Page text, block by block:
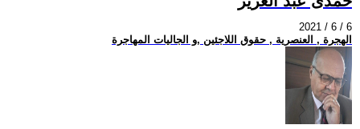
2021 / 6 / 6
الهجرة , العنصرية , حقوق اللاجئين ,و الجاليات المهاجرة